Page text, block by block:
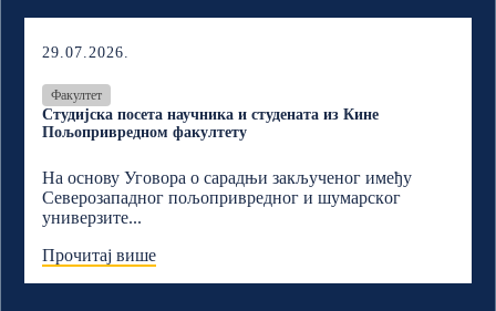
29.07.2026.
Факултет
Студијска посета научника и студената из Кине
Пољопривредном факултету
На основу Уговора о сарадњи закљученог имеђу
Северозападног пољопривредног и шумарскoг
универзите...
Прочитај више